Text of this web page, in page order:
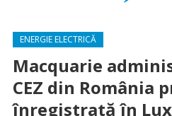
ENERGIE ELECTRICĂ
Macquarie
CEZ din România
înregistrată în